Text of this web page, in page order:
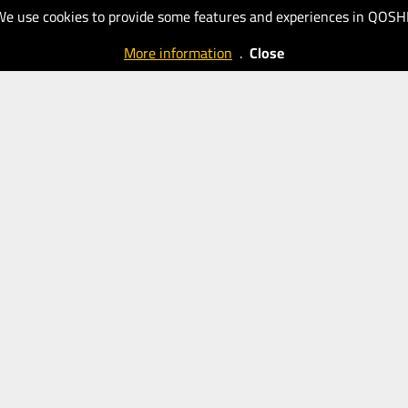
use cookies to provide some features and experiences in
More information . Close
14.07.2026
20
Daily Urdu
10